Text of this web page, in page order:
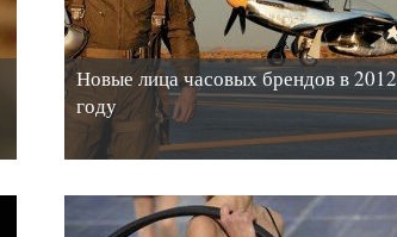
Новые лица часовых брендов в 2012
году